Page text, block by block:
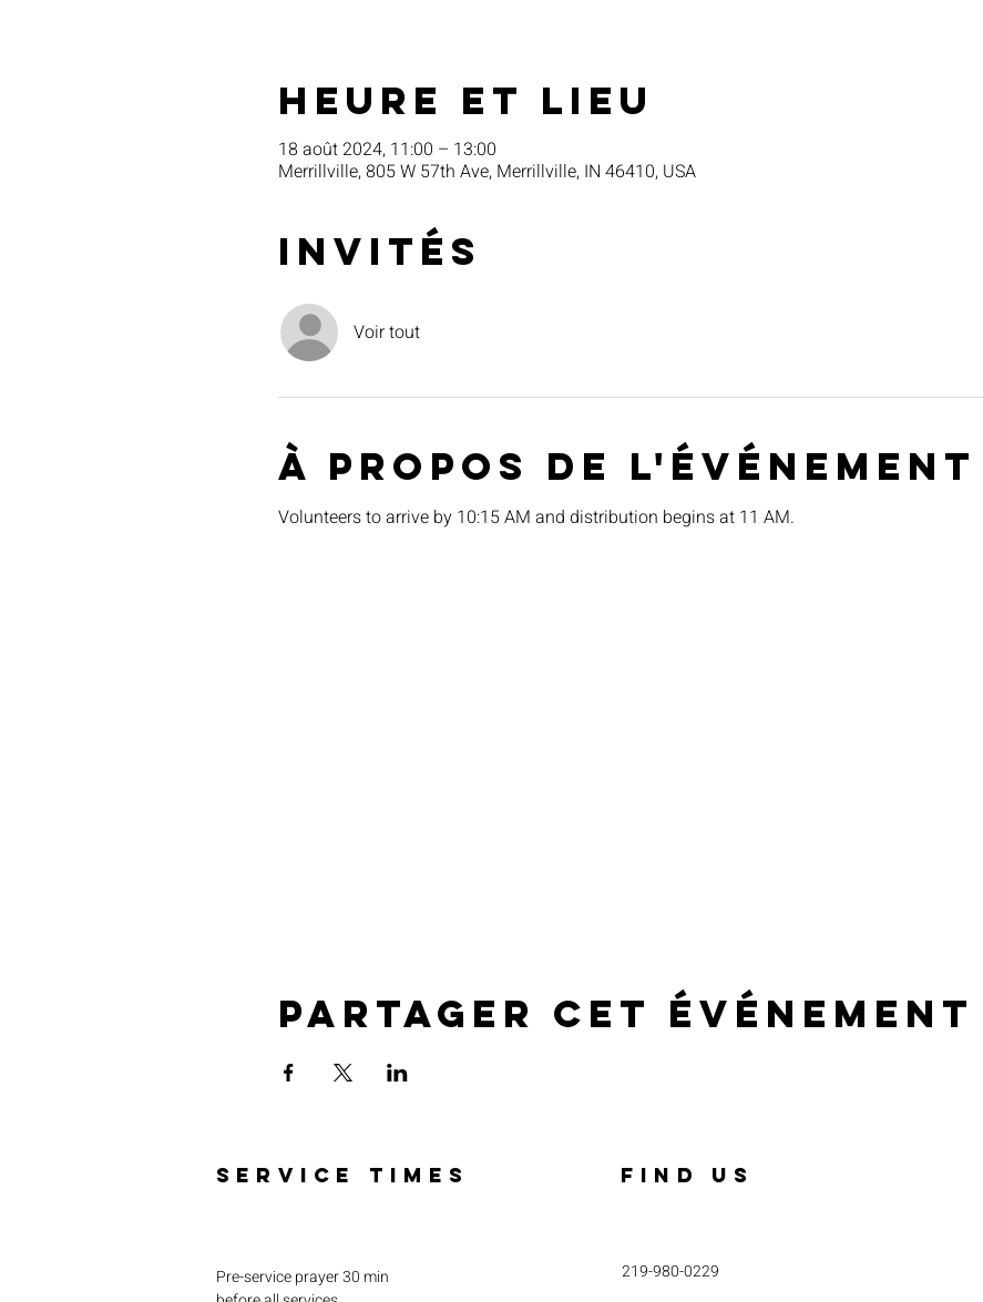
Heure et lieu
18 août 2024, 11:00 – 13:00
Merrillville, 805 W 57th Ave, Merrillville, IN 46410, USA
Invités
Voir tout
À propos de l'événement
Volunteers to arrive by 10:15 AM and distribution begins at 11 AM.
Partager cet événement
SERVICE TIMES
Pre-service prayer 30 min
FIND US
219-980-0229